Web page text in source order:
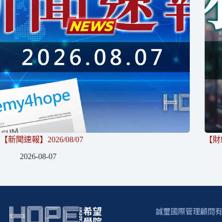
【新聞速報】2026/08/07
2026-08-07
【
誠璽國際管理顧問